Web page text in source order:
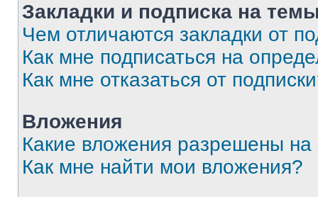
Закладки и подписка на
Чем отличаются закладки от
Как мне подписаться на
Как мне отказаться от
Вложения
Какие вложения разрешены
Как мне найти мои вложения?